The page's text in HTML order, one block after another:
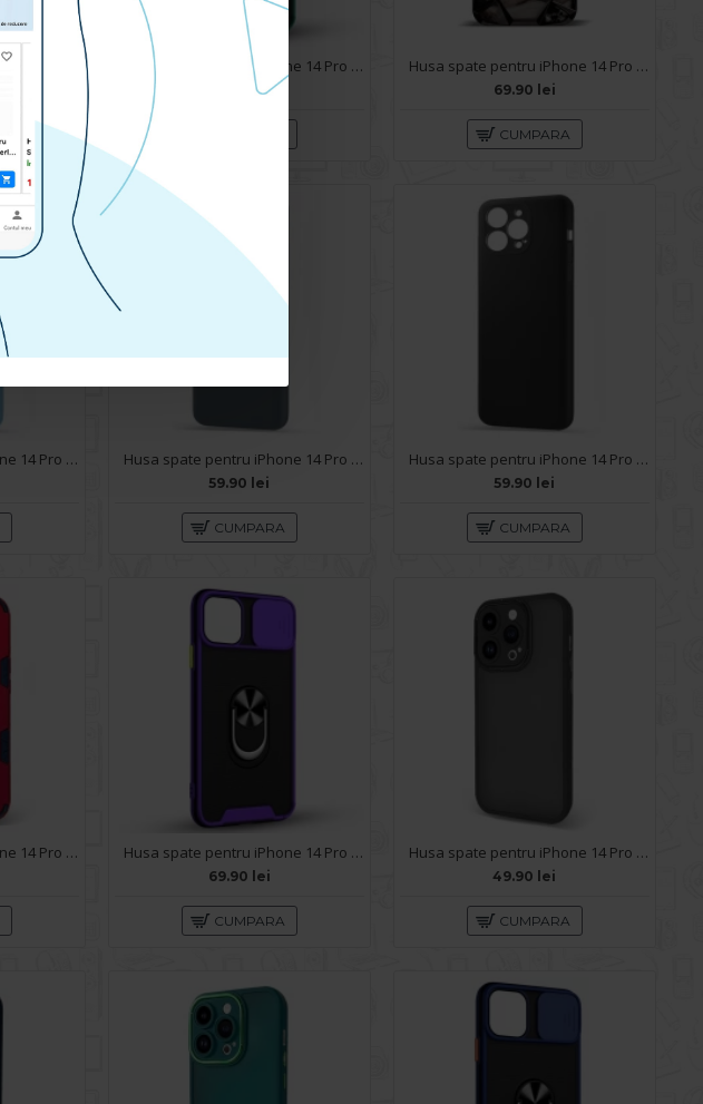
Husa spate pentru iPhone 14 Pro - Slide Case Verde
69.90 lei
Husa spate pentru iPhone 14 Pro - Yoop Case Negru
69.90 lei
CUMPARA
Husa spate pentru iPhone 14 Pro - Silicon Line Bleu Ciel Husa spate pentru iPhone 14 Pro - Silicon Line Bleu Ciel
59.90 lei
CUMPARA
Husa spate pentru iPhone 14 Pro - Silicon Line Negru
59.90 lei
CUMPARA
Husa spate pentru iPhone 14 Pro - Mantis Case Rosu / Negru Husa spate pentru iPhone 14 Pro - Slide Case Mov
69.90 lei
CUMPARA
Husa spate pentru iPhone 14 Pro - Catwalk Case Negru
49.90 lei
CUMPARA